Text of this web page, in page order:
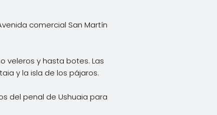
comercial San Martín
veleros y hasta botes. Las
y la isla de los pájaros.
del penal de Ushuaia para